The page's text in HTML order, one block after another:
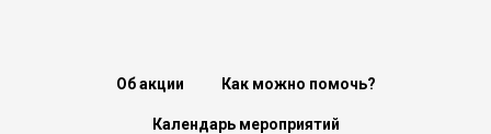
Об акции Как можно помочь?
Календарь мероприятий